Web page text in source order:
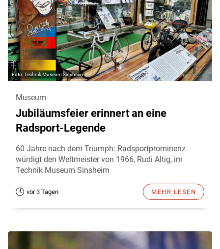
Technik Museum Sinsheim
Museum
Jubiläumsfeier erinnert an eine
Radsport-Legende
60 Jahre nach dem Triumph: Radsportprominenz
würdigt den Weltmeister von 1966, Rudi Altig, im
Technik Museum Sinsheim
vor 3 Tagen MEHR LESEN